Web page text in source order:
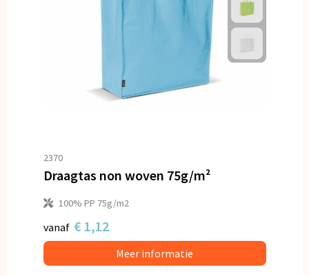
2370
Draagtas non woven 75g/m²
100% PP 75g/m2
vanaf € 1,12
Meer informatie